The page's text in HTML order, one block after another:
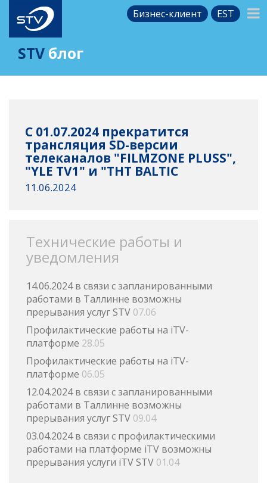
Бизнес-клиент EST
STV блог
С 01.07.2024 прекратится
трансляция SD-версии
телеканалов "FILMZONE PLUSS",
"YLE TV1" и "ТНТ BALTIC
11.06.2024
Технические работы и
уведомления
14.06.2024 в связи с запланированными
работами в Таллинне возможны
прерывания услуг STV 07.06
Профилактические работы на iTV-
платформе 28.05
Профилактические работы на iTV-
платформе 06.05
12.04.2024 в связи с запланированными
работами в Таллинне возможны
прерывания услуг STV 09.04
03.04.2024 в связи с профилактическими
работами на платформе iTV возможны
прерывания услуги iTV STV 01.04